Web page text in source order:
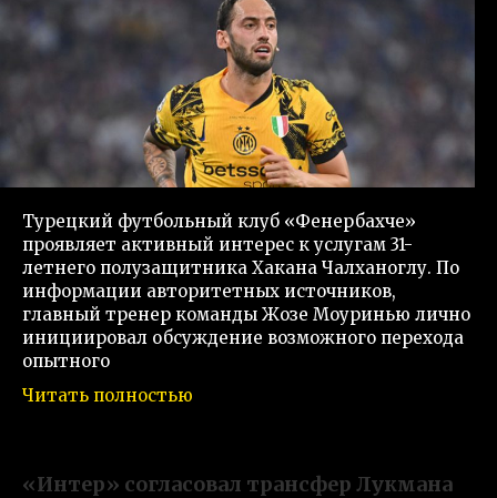
Турецкий футбольный клуб «Фенербахче»
проявляет активный интерес к услугам 31-
летнего полузащитника Хакана Чалханоглу. По
информации авторитетных источников,
главный тренер команды Жозе Моуринью лично
инициировал обсуждение возможного перехода
опытного
Читать полностью
«Интер» согласовал трансфер Лукмана